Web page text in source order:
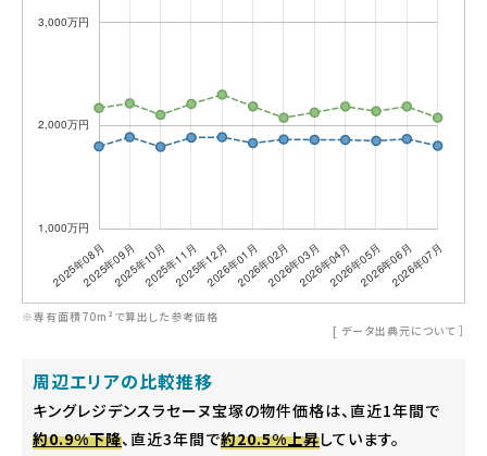
※専有面積70m²で算出した参考価格
[ データ出典元について ］
周辺エリアの比較推移
キングレジデンスラセーヌ宝塚の物件価格は、直近1年間で
約0.9%下降、直近3年間で約20.5%上昇しています。